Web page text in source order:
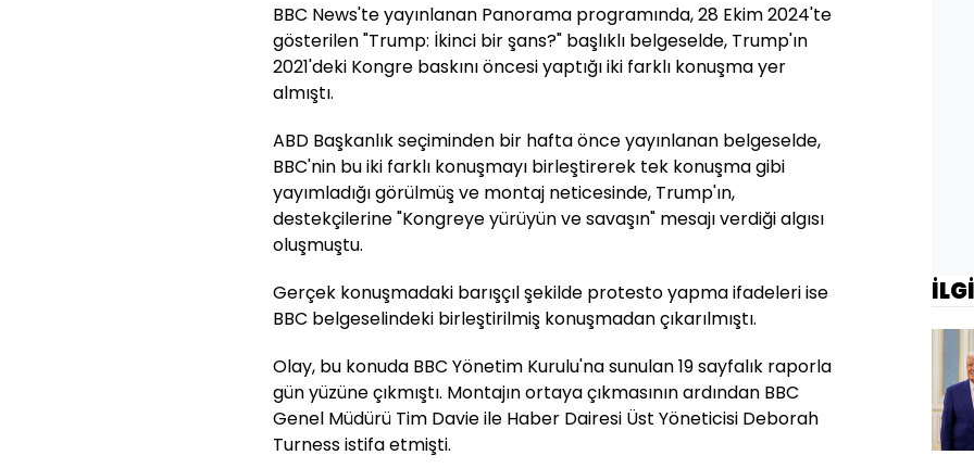
BBC News'te yayınlanan Panorama programında, 28 Ekim 2024'te
gösterilen "Trump: İkinci bir şans?" başlıklı belgeselde, Trump'ın
2021'deki Kongre baskını öncesi yaptığı iki farklı konuşma yer
almıştı.
ABD Başkanlık seçiminden bir hafta önce yayınlanan belgeselde,
BBC'nin bu iki farklı konuşmayı birleştirerek tek konuşma gibi
yayımladığı görülmüş ve montaj neticesinde, Trump'ın,
destekçilerine "Kongreye yürüyün ve savaşın" mesajı verdiği algısı
oluşmuştu.
Gerçek konuşmadaki barışçıl şekilde protesto yapma ifadeleri ise
BBC belgeselindeki birleştirilmiş konuşmadan çıkarılmıştı.
Olay, bu konuda BBC Yönetim Kurulu'na sunulan 19 sayfalık raporla
gün yüzüne çıkmıştı. Montajın ortaya çıkmasının ardından BBC
Genel Müdürü Tim Davie ile Haber Dairesi Üst Yöneticisi Deborah
Turness istifa etmişti.